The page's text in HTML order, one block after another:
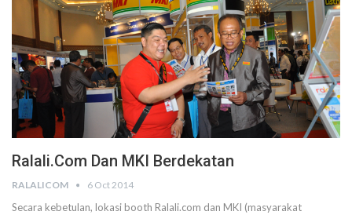
Ralali.com Dan MKI Berdekatan
RALALICOM 6 Oct 2014
Secara kebetulan, lokasi booth Ralali.com dan MKI (masyarakat